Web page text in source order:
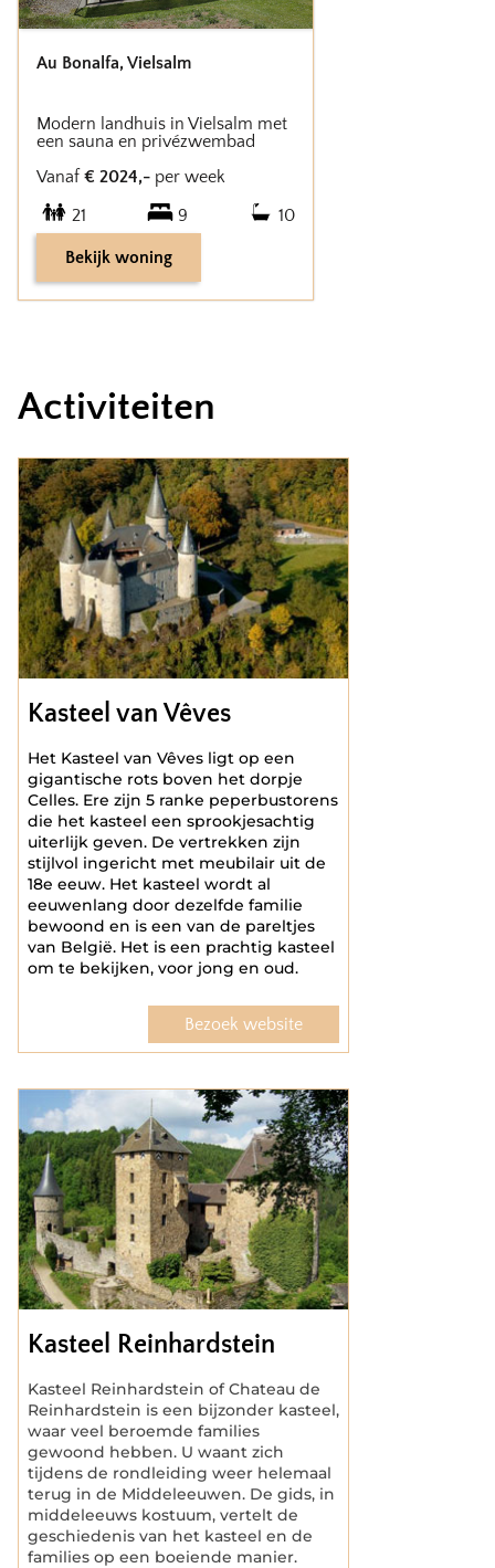
Au Bonalfa, Vielsalm
Modern landhuis in Vielsalm met
een sauna en privézwembad
Vanaf € 2024,- per week
21
9 10
Bekijk woning
Activiteiten
Kasteel van Vêves
Het Kasteel van Vêves ligt op een
gigantische rots boven het dorpje
Celles. Ere zijn 5 ranke peperbustorens
die het kasteel een sprookjesachtig
uiterlijk geven. De vertrekken zijn
stijlvol ingericht met meubilair uit de
18e eeuw. Het kasteel wordt al
eeuwenlang door dezelfde familie
bewoond en is een van de pareltjes
van België. Het is een prachtig kasteel
om te bekijken, voor jong en oud.
Bezoek website
Kasteel Reinhardstein
Kasteel Reinhardstein of Chateau de
Reinhardstein is een bijzonder kasteel,
waar veel beroemde families
gewoond hebben. U waant zich
tijdens de rondleiding weer helemaal
terug in de Middeleeuwen. De gids, in
middeleeuws kostuum, vertelt de
geschiedenis van het kasteel en de
families op een boeiende manier.